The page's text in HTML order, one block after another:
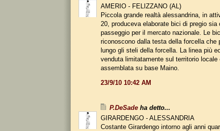
AMERIO - FELIZZANO (AL)
Piccola grande realtà alessandrina, in
20, produceva elaborate bici di pregio sia
passeggio per il mercato nazionale. Le
riconoscono dalla testa della forcella che
lungo gli steli della forcella. La linea più
venduta limitatamente sul territorio locale
assemblata su base Maino.
23/9/10 10:42 AM
P.DeSade ha detto...
GIRARDENGO - ALESSANDRIA
Costante Girardengo intorno agli anni